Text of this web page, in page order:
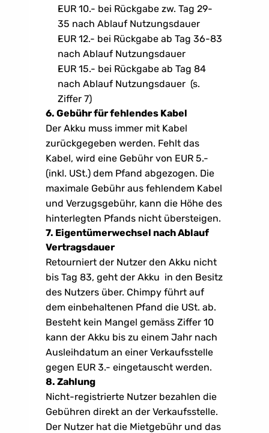
EUR 10.- bei Rückgabe zw. Tag 29-
35 nach Ablauf Nutzungsdauer
EUR 12.- bei Rückgabe ab Tag 36-83
nach Ablauf Nutzungsdauer
EUR 15.- bei Rückgabe ab Tag 84
nach Ablauf Nutzungsdauer  (s.
Ziffer 7)
6. Gebühr für fehlendes Kabel
Der Akku muss immer mit Kabel
zurückgegeben werden. Fehlt das
Kabel, wird eine Gebühr von EUR 5.-
(inkl. USt.) dem Pfand abgezogen. Die
maximale Gebühr aus fehlendem Kabel
und Verzugsgebühr, kann die Höhe des
hinterlegten Pfands nicht übersteigen.
7. Eigentümerwechsel nach Ablauf
Vertragsdauer
Retourniert der Nutzer den Akku nicht
bis Tag 83, geht der Akku  in den Besitz
des Nutzers über. Chimpy führt auf
dem einbehaltenen Pfand die USt. ab.
Besteht kein Mangel gemäss Ziffer 10
kann der Akku bis zu einem Jahr nach
Ausleihdatum an einer Verkaufsstelle
gegen EUR 3.- eingetauscht werden.
8. Zahlung
Nicht-registrierte Nutzer bezahlen die
Gebühren direkt an der Verkaufsstelle.
Der Nutzer hat die Mietgebühr und das